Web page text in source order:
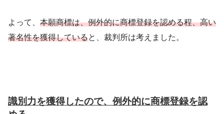
よって、 本願商標は、例外的に商標登録を認める程、高い
著名性を獲得していると、裁判所は考えました。
識別力を獲得したので、例外的に商標登録を認